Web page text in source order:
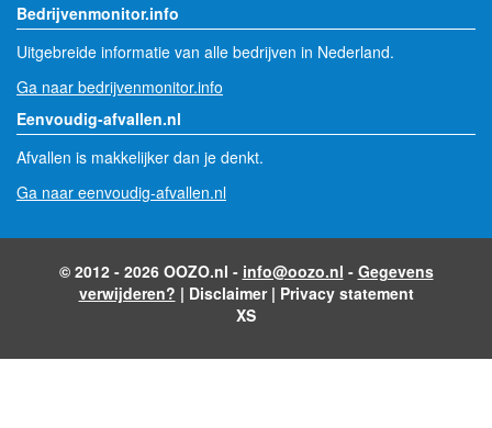
Bedrijvenmonitor.info
Uitgebreide informatie van alle bedrijven in Nederland.
Ga naar bedrijvenmonitor.info
Eenvoudig-afvallen.nl
Afvallen is makkelijker dan je denkt.
Ga naar eenvoudig-afvallen.nl
© 2012 - 2026 OOZO.nl - info@oozo.nl - Gegevens
verwijderen? | Disclaimer| Privacy statement
XS